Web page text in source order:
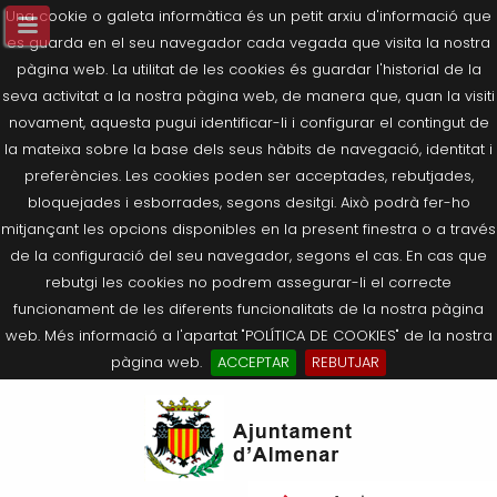
Una cookie o galeta informàtica és un petit arxiu d'informació que
es guarda en el seu navegador cada vegada que visita la nostra
pàgina web. La utilitat de les cookies és guardar l'historial de la
seva activitat a la nostra pàgina web, de manera que, quan la visiti
novament, aquesta pugui identificar-li i configurar el contingut de
la mateixa sobre la base dels seus hàbits de navegació, identitat i
preferències. Les cookies poden ser acceptades, rebutjades,
bloquejades i esborrades, segons desitgi. Això podrà fer-ho
mitjançant les opcions disponibles en la present finestra o a través
de la configuració del seu navegador, segons el cas. En cas que
rebutgi les cookies no podrem assegurar-li el correcte
funcionament de les diferents funcionalitats de la nostra pàgina
web. Més informació a l'apartat "POLÍTICA DE COOKIES" de la nostra
pàgina web.
ACCEPTAR
REBUTJAR
Salutació de l’Alcaldessa
Composició Consistori
Agricultura, Ramaderia i Medi
Què és la Seu Electrònica?
Últimes publicacions